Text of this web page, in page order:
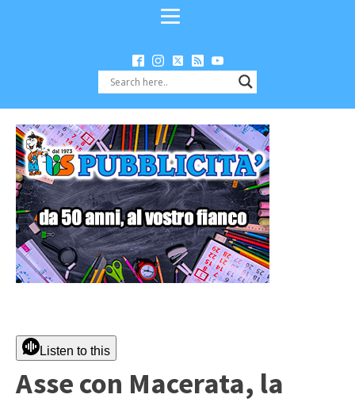
Listen to this
Asse con Macerata, la